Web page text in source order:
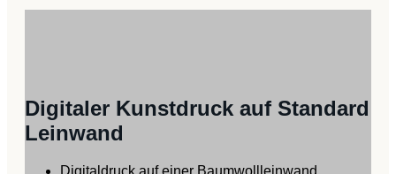
Digitaler Kunstdruck auf Standard
Leinwand